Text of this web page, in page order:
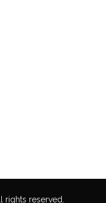
rights reserved.